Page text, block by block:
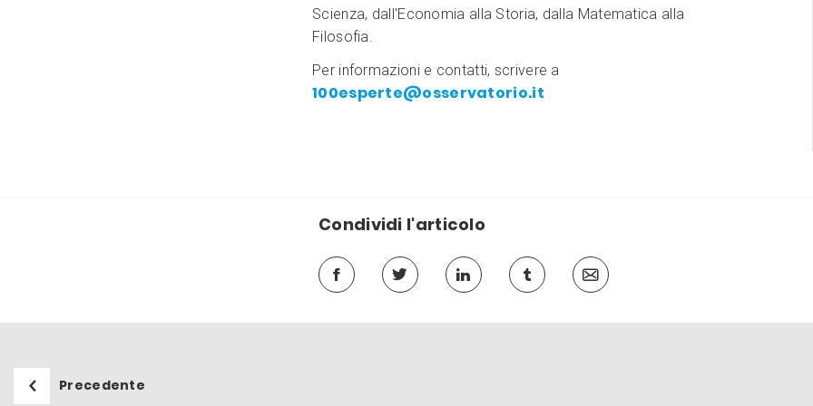
Scienza, dall'Economia alla Storia, dalla Matematica alla
Filosofia.
Per informazioni e contatti, scrivere a
100esperte@osservatorio.it
Condividi l'articolo
Precedente